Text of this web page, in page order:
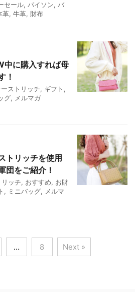
セール, パイソン, バ
革, 牛革, 財布
中に購入すれば母
！
ーストリッチ, ギフト ,
グ, メルマガ
トリッチを使用
団をご紹介！
ッチ, おすすめ, お財
, ミニバッグ, メルマ
… 8 Next »